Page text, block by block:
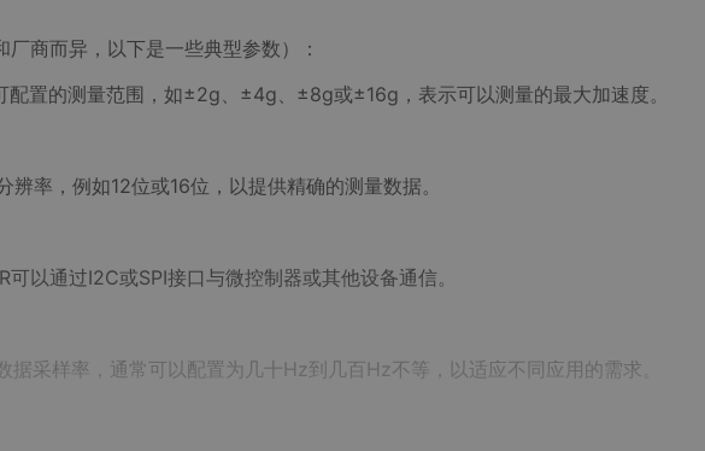
商而异，以下是一些典型参数）：
置的测量范围，如±2g、±4g、±8g或±16g，表示可以测量的最大加速度。
率，例如12位或16位，以提供精确的测量数据。
以通过I2C或SPI接口与微控制器或其他设备通信。
采样率，通常可以配置为几十Hz到几百Hz不等，以适应不同应用的需求。